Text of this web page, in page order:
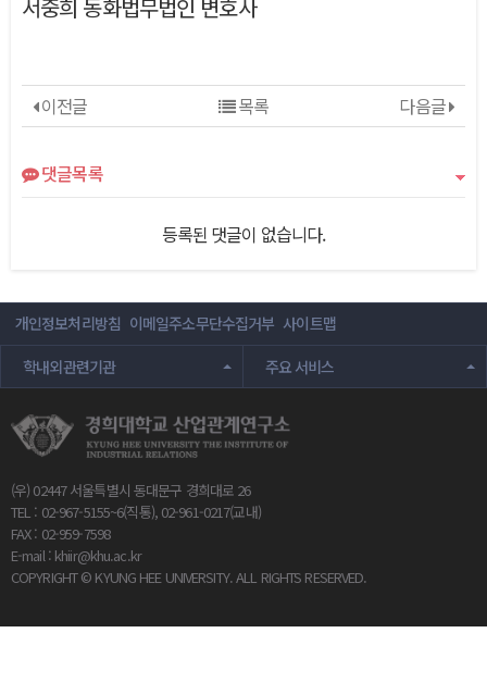
서중희 동화법무법인 변호사
이전글 다음글
목록
댓글목록
등록된 댓글이 없습니다.
개인정보처리방침 이메일주소무단수집거부 사이트맵
학내외관련기관
주요 서비스
(우) 02447 서울특별시 동대문구 경희대로 26
TEL : 02-967-5155~6(직통), 02-961-0217(교내)
FAX : 02-959-7598
E-mail : khiir@khu.ac.kr
COPYRIGHT © KYUNG HEE UNIVERSITY. ALL RIGHTS RESERVED.